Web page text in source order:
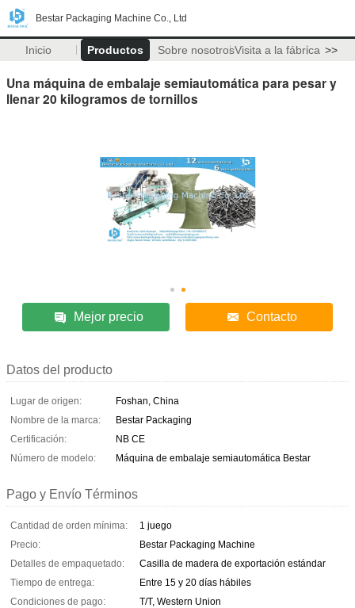
Bestar Packaging Machine Co., Ltd
Inicio Productos Sobre nosotrosVisita a la fábrica >>
Una máquina de embalaje semiautomática para pesar y
llenar 20 kilogramos de tornillos
Mejor precio Contacto
Datos del producto
Lugar de origen:
Foshan, China
Nombre de la marca:
Bestar Packaging
Certificación:
NB CE
Número de modelo:
Máquina de embalaje semiautomática Bestar
Pago y Envío Términos
Cantidad de orden mínima:
1 juego
Precio:
Bestar Packaging Machine
Detalles de empaquetado:
Casilla de madera de exportación estándar
Tiempo de entrega:
Entre 15 y 20 días hábiles
Condiciones de pago:
T/T, Western Union